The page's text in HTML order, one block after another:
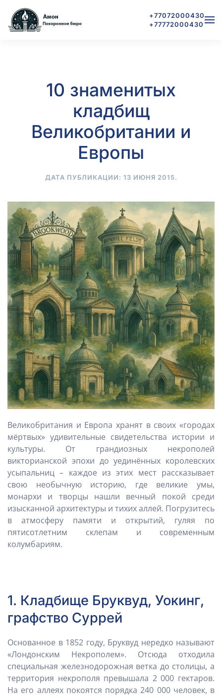
Skip to main content
+77072000430
+77772000430
10 знаменитых
кладбищ
Великобритании и
Европы
ДАТА ПУБЛИКАЦИИ: 13 ИЮНЯ 2015.
Великобритания и Европа хранят в своих «городах
мёртвых» удивительные свидетельства истории и
культуры. От грандиозных некрополей
викторианской эпохи до уединённых королевских
усыпальниц – каждое из этих мест рассказывает
свою необычную историю, где великие умы,
монархи и творцы нашли вечный покой среди
изысканной архитектуры и тихих аллей. Погрузитесь
в атмосферу памяти и открытий, гуляя по
пятисотлетним склепам и современным
колумбариям.
1. Кладбище Бруквуд, Уокинг,
графство Суррей
Основанное в 1852 году, Бруквуд нередко называют
«Лондонским Некрополем». Отсюда отходила
специальная железнодорожная ветка до столицы, а
территория некрополя превышала 2 000 гектаров.
На его аллеях покоятся порядка 240 000 человек, в